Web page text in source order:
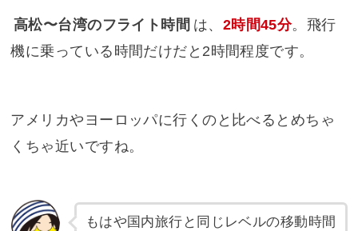
高松〜台湾のフライト時間 は、 2時間45分。飛行
機に乗っている時間だけだと2時間程度です。
アメリカやヨーロッパに行くのと比べるとめちゃ
くちゃ近いですね。
もはや国内旅行と同じレベルの移動時間